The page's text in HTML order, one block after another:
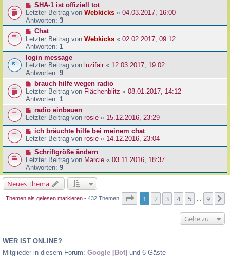
SHA-1 ist offiziell tot
Letzter Beitrag von Webkicks « 04.03.2017, 16:00
Antworten: 3
Chat
Letzter Beitrag von Webkicks « 02.02.2017, 09:12
Antworten: 1
login message
Letzter Beitrag von luzifair « 12.03.2017, 19:02
Antworten: 9
brauch hilfe wegen radio
Letzter Beitrag von Flächenblitz « 08.01.2017, 14:12
Antworten: 1
radio einbauen
Letzter Beitrag von rosie « 15.12.2016, 23:29
ich bräuchte hilfe bei meinem chat
Letzter Beitrag von rosie « 14.12.2016, 23:04
Schriftgröße ändern
Letzter Beitrag von Marcie « 03.11.2016, 18:37
Antworten: 9
Neues Thema
Themen als gelesen markieren• 432 Themen Seite von
1 2 3 4 5 9
Gehe zu
WER IST ONLINE?
Mitglieder in diesem Forum: Google [Bot] und 6 Gäste